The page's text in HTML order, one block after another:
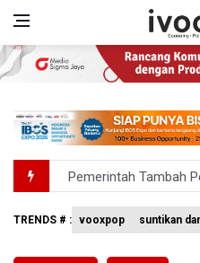
Pemerintah Tambah
OJK Wajibkan Pindar
TRENDS # : vooxpop suntikan